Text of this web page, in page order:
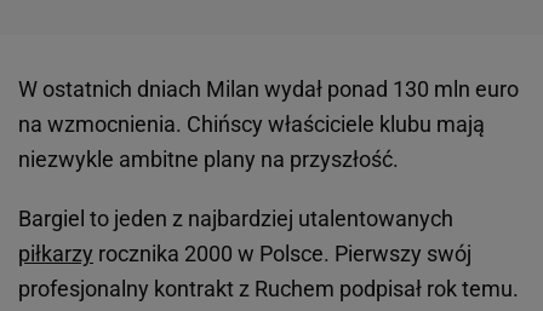
W ostatnich dniach Milan wydał ponad 130 mln euro
na wzmocnienia. Chińscy właściciele klubu mają
niezwykle ambitne plany na przyszłość.
Bargiel to jeden z najbardziej utalentowanych
piłkarzy rocznika 2000 w Polsce. Pierwszy swój
profesjonalny kontrakt z Ruchem podpisał rok temu.